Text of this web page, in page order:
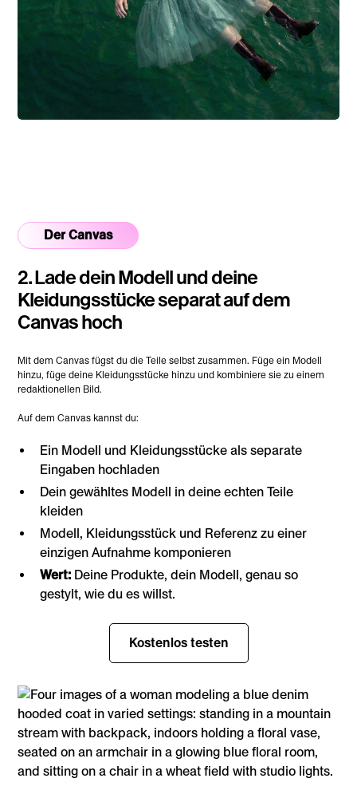
Der Canvas
2. Lade dein Modell und deine
Kleidungsstücke separat auf dem
Canvas hoch
Mit dem Canvas fügst du die Teile selbst zusammen. Füge ein Modell
hinzu, füge deine Kleidungsstücke hinzu und kombiniere sie zu einem
redaktionellen Bild.
Auf dem Canvas kannst du:
Ein Modell und Kleidungsstücke als separate
Eingaben hochladen
Dein gewähltes Modell in deine echten Teile
kleiden
Modell, Kleidungsstück und Referenz zu einer
einzigen Aufnahme komponieren
Wert: Deine Produkte, dein Modell, genau so
gestylt, wie du es willst.
Kostenlos testen